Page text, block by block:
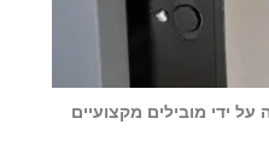
ידי מובילים מקצועיים